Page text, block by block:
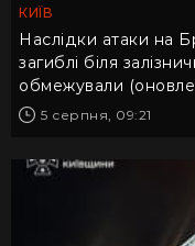
КИЇВ
Наслідки атаки на
загиблі біля
обмежували
5 серпня, 09:21